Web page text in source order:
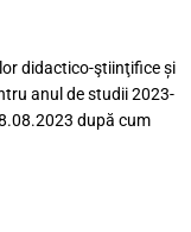
didactico-ştiinţifice și
anul de studii 2023-
după cum